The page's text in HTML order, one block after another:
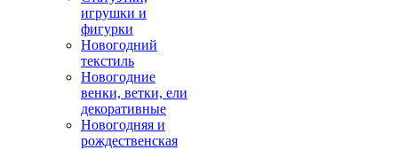
игрушки и
фигурки
Новогодний
текстиль
Новогодние
венки, ветки, ели
декоративные
Новогодняя и
рождественская